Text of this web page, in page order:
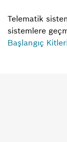
Telematik
sistemlere
Başlangıç